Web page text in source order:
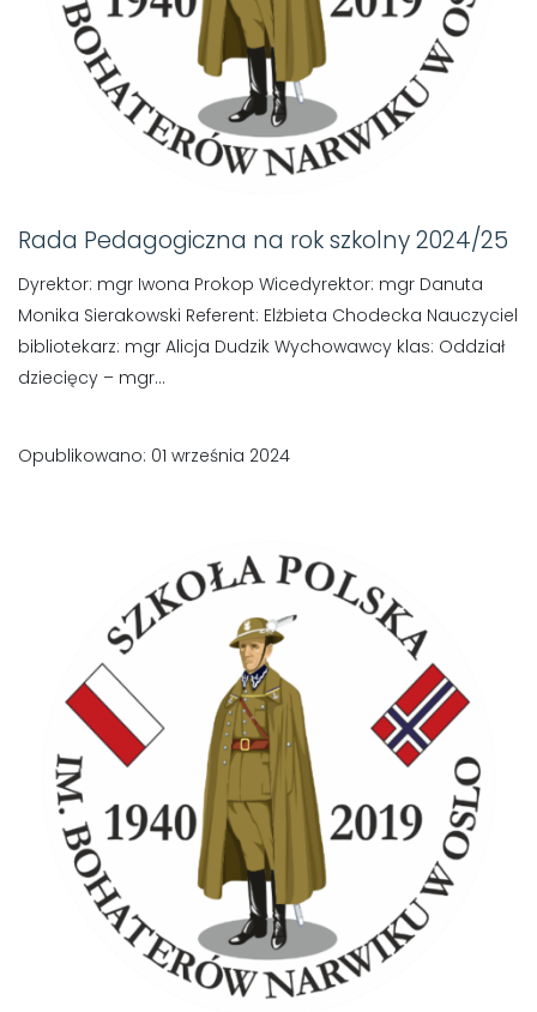
Rada Pedagogiczna na rok szkolny 2024/25
Dyrektor: mgr Iwona Prokop Wicedyrektor: mgr Danuta
Monika Sierakowski Referent: Elżbieta Chodecka Nauczyciel
bibliotekarz: mgr Alicja Dudzik Wychowawcy klas: Oddział
dziecięcy – mgr...
Opublikowano: 01 września 2024